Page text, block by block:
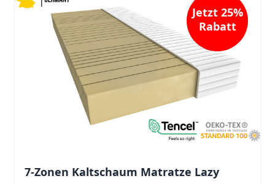
Jetzt 25%
Rabatt
7-Zonen Kaltschaum Matratze Lazy